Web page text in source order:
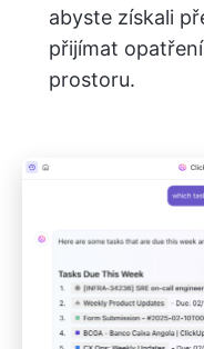
abyste získali
přijímat
prostoru.